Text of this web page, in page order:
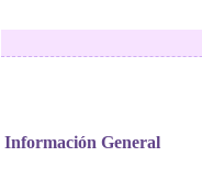
Información General